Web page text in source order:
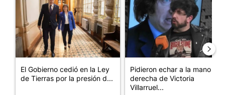
El Gobierno cedió en la Ley
de Tierras por la presión d...
Pidieron echar a la mano
derecha de Victoria
Villarruel...